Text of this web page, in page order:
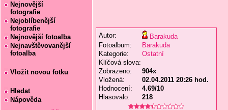
Nejnovější
fotografie
Nejoblíbenější
fotografie
Nejnovější fotoalba
Nejnavštěvovanější
fotoalba
Vložit novou fotku
Hledat
Nápověda
Autor:
Barakuda
Fotoalbum:
Barakuda
Kategorie:
Ostatní
Klíčová slova:
Zobrazeno:
904x
Vložená:
02.04.2011 20:26 hod.
Hodnocení:
4.69/10
Hlasovalo:
218